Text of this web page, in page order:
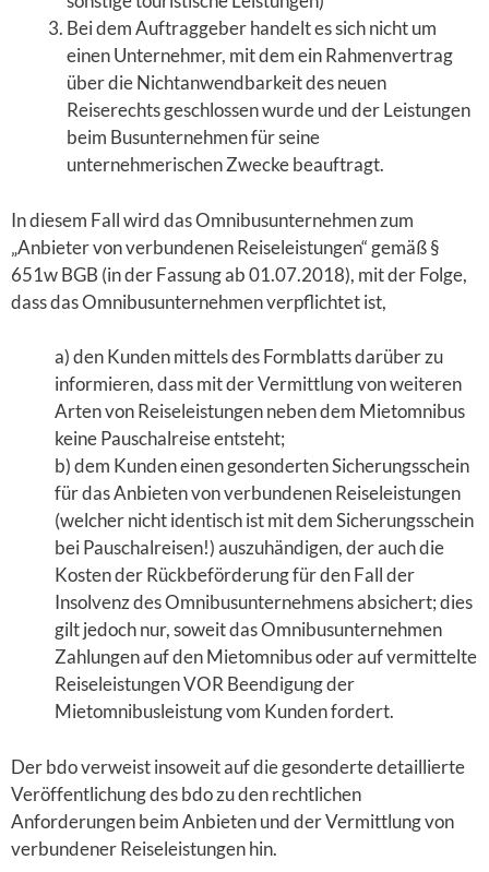
Bei dem Auftraggeber handelt es sich nicht um
einen Unternehmer, mit dem ein Rahmenvertrag
über die Nichtanwendbarkeit des neuen
Reiserechts geschlossen wurde und der Leistungen
beim Busunternehmen für seine
unternehmerischen Zwecke beauftragt.
In diesem Fall wird das Omnibusunternehmen zum
„Anbieter von verbundenen Reiseleistungen“ gemäß §
651w BGB (in der Fassung ab 01.07.2018), mit der Folge,
dass das Omnibusunternehmen verpflichtet ist,
a) den Kunden mittels des Formblatts darüber zu
informieren, dass mit der Vermittlung von weiteren
Arten von Reiseleistungen neben dem Mietomnibus
keine Pauschalreise entsteht;
b) dem Kunden einen gesonderten Sicherungsschein
für das Anbieten von verbundenen Reiseleistungen
(welcher nicht identisch ist mit dem Sicherungsschein
bei Pauschalreisen!) auszuhändigen, der auch die
Kosten der Rückbeförderung für den Fall der
Insolvenz des Omnibusunternehmens absichert; dies
gilt jedoch nur, soweit das Omnibusunternehmen
Zahlungen auf den Mietomnibus oder auf vermittelte
Reiseleistungen VOR Beendigung der
Mietomnibusleistung vom Kunden fordert.
Der bdo verweist insoweit auf die gesonderte detaillierte
Veröffentlichung des bdo zu den rechtlichen
Anforderungen beim Anbieten und der Vermittlung von
verbundener Reiseleistungen hin.